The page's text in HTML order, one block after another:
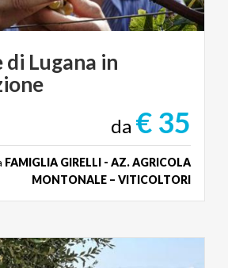
di Lugana in
da € 35
FAMIGLIA GIRELLI - AZ. AGRICOLA
MONTONALE – VITICOLTORI